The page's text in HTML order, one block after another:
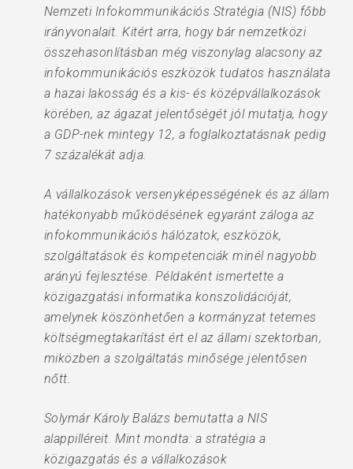
Nemzeti Infokommunikációs Stratégia (NIS) főbb
irányvonalait. Kitért arra, hogy bár nemzetközi
összehasonlításban még viszonylag alacsony az
infokommunikációs eszközök tudatos használata
a hazai lakosság és a kis- és középvállalkozások
körében, az ágazat jelentőségét jól mutatja, hogy
a GDP-nek mintegy 12, a foglalkoztatásnak pedig
7 százalékát adja.
A vállalkozások versenyképességének és az állam
hatékonyabb működésének egyaránt záloga az
infokommunikációs hálózatok, eszközök,
szolgáltatások és kompetenciák minél nagyobb
arányú fejlesztése. Példaként ismertette a
közigazgatási informatika konszolidációját,
amelynek köszönhetően a kormányzat tetemes
költségmegtakarítást ért el az állami szektorban,
miközben a szolgáltatás minősége jelentősen
nőtt.
Solymár Károly Balázs bemutatta a NIS
alappilléreit. Mint mondta: a stratégia a
közigazgatás és a vállalkozások